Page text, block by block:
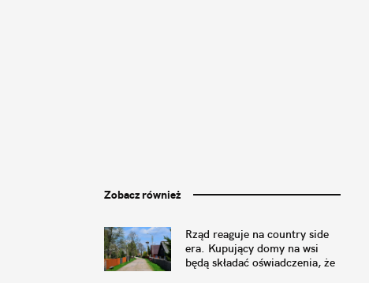
Zobacz również
Rząd reaguje na country side
era. Kupujący domy na wsi
będą składać oświadczenia, że